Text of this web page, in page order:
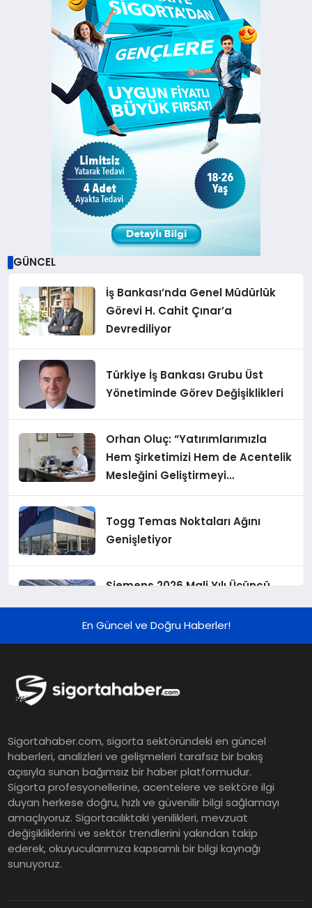
GÜNCEL
İş Bankası’nda Genel Müdürlük
Görevi H. Cahit Çınar’a
Devrediliyor
Türkiye İş Bankası Grubu Üst
Yönetiminde Görev Değişiklikleri
Orhan Oluç: “Yatırımlarımızla
Hem Şirketimizi Hem de Acentelik
Mesleğini Geliştirmeyi
Hedefliyoruz”
Togg Temas Noktaları Ağını
Genişletiyor
Siemens 2026 Mali Yılı Üçüncü
Yükseltilen EPS Beklentisi
Finansal Sonuçlarını Açıkladı
Murat Bilim, ANA Sigorta Satış
Grup Müdürü Olarak Atandı
Tasarruf tercihi bölünüyor:
Mevduat kısa vadeyi, koruma
ürünleri uzun vadeyi tutuyor
En Güncel ve Doğru Haberler!
Sigortahaber.com, sigorta sektöründeki en güncel
haberleri, analizleri ve gelişmeleri tarafsız bir bakış
açısıyla sunan bağımsız bir haber platformudur.
Sigorta profesyonellerine, acentelere ve sektöre ilgi
duyan herkese doğru, hızlı ve güvenilir bilgi sağlamayı
amaçlıyoruz. Sigortacılıktaki yenilikleri, mevzuat
değişikliklerini ve sektör trendlerini yakından takip
ederek, okuyucularımıza kapsamlı bir bilgi kaynağı
sunuyoruz.